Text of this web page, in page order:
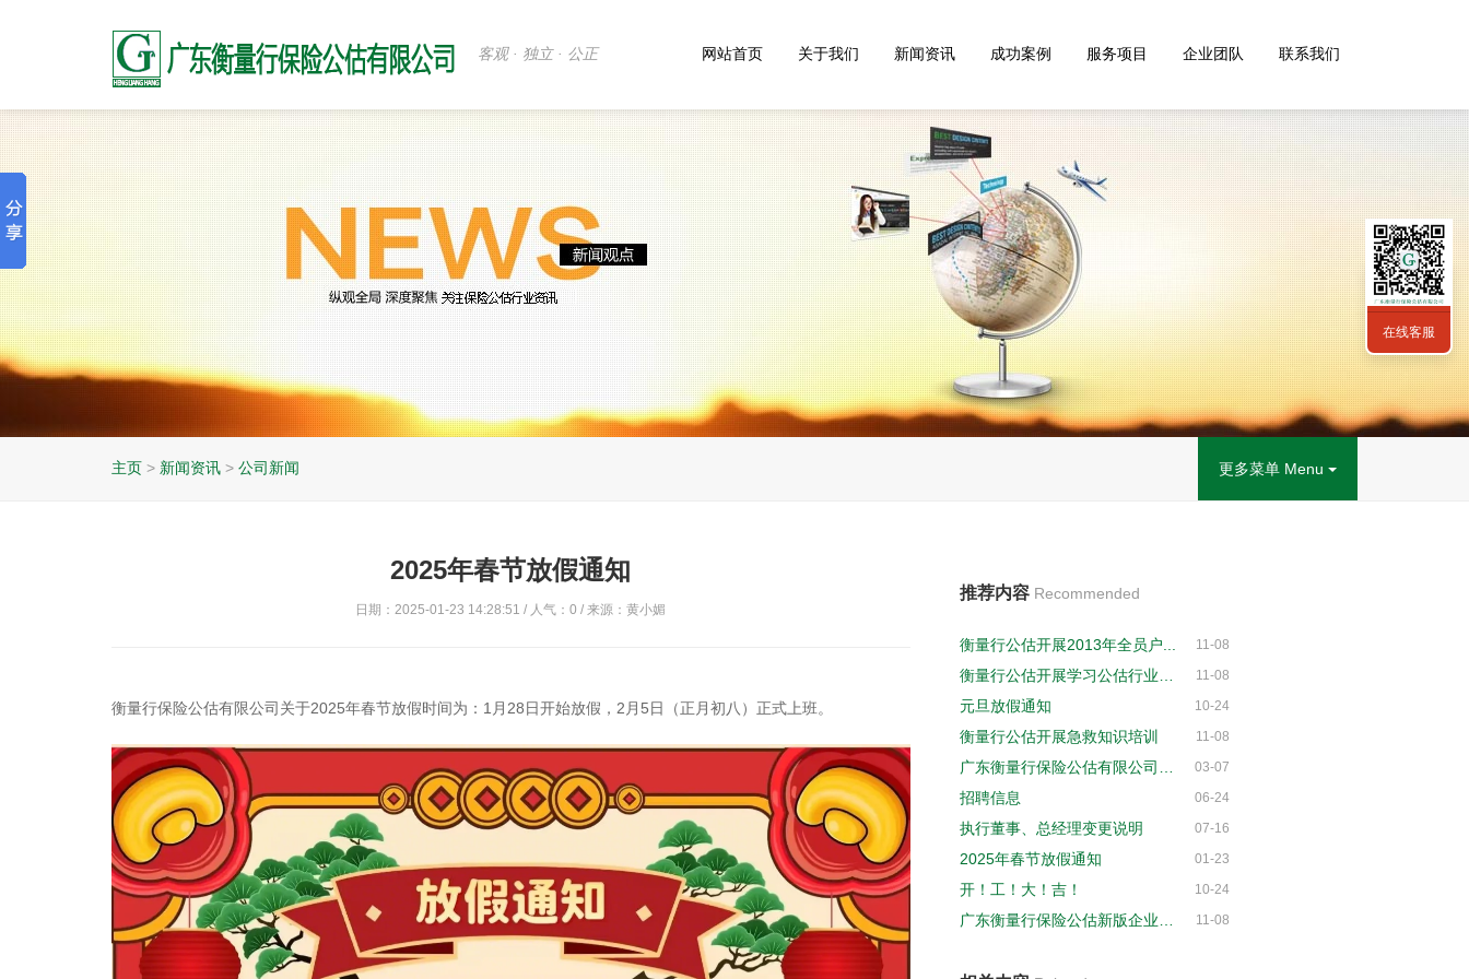
客观 · 独立 · 公正 网站首页 关于我们 新闻资讯 成功案例 服务项目 企业团队 联系我们
更多菜单 Menu
主页 > 新闻资讯 > 公司新闻
2025年春节放假通知
日期：2025-01-23 14:28:51 / 人气：0 / 来源：黄小媚
衡量行保险公估有限公司关于2025年春节放假时间为：1月28日开始放假，2月5日（正月初八）正式上班。
推荐内容 Recommended
衡量行公估开展2013年全员户... 11-08
11-08
元旦放假通知 10-24
衡量行公估开展急救知识培训 11-08
03-07
招聘信息 06-24
执行董事、总经理变更说明 07-16
2025年春节放假通知 01-23
开！工！大！吉！ 10-24
11-08
在线客服